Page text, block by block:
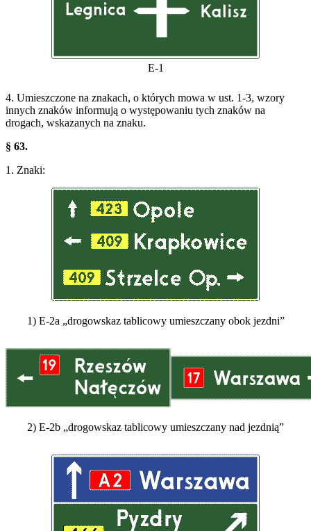
E-1
4. Umieszczone na znakach, o których mowa w ust. 1-3, wzory
innych znaków informują o występowaniu tych znaków na
drogach, wskazanych na znaku.
§ 63.
1. Znaki:
1) E-2a „drogowskaz tablicowy umieszczany obok jezdni”
2) E-2b „drogowskaz tablicowy umieszczany nad jezdnią”